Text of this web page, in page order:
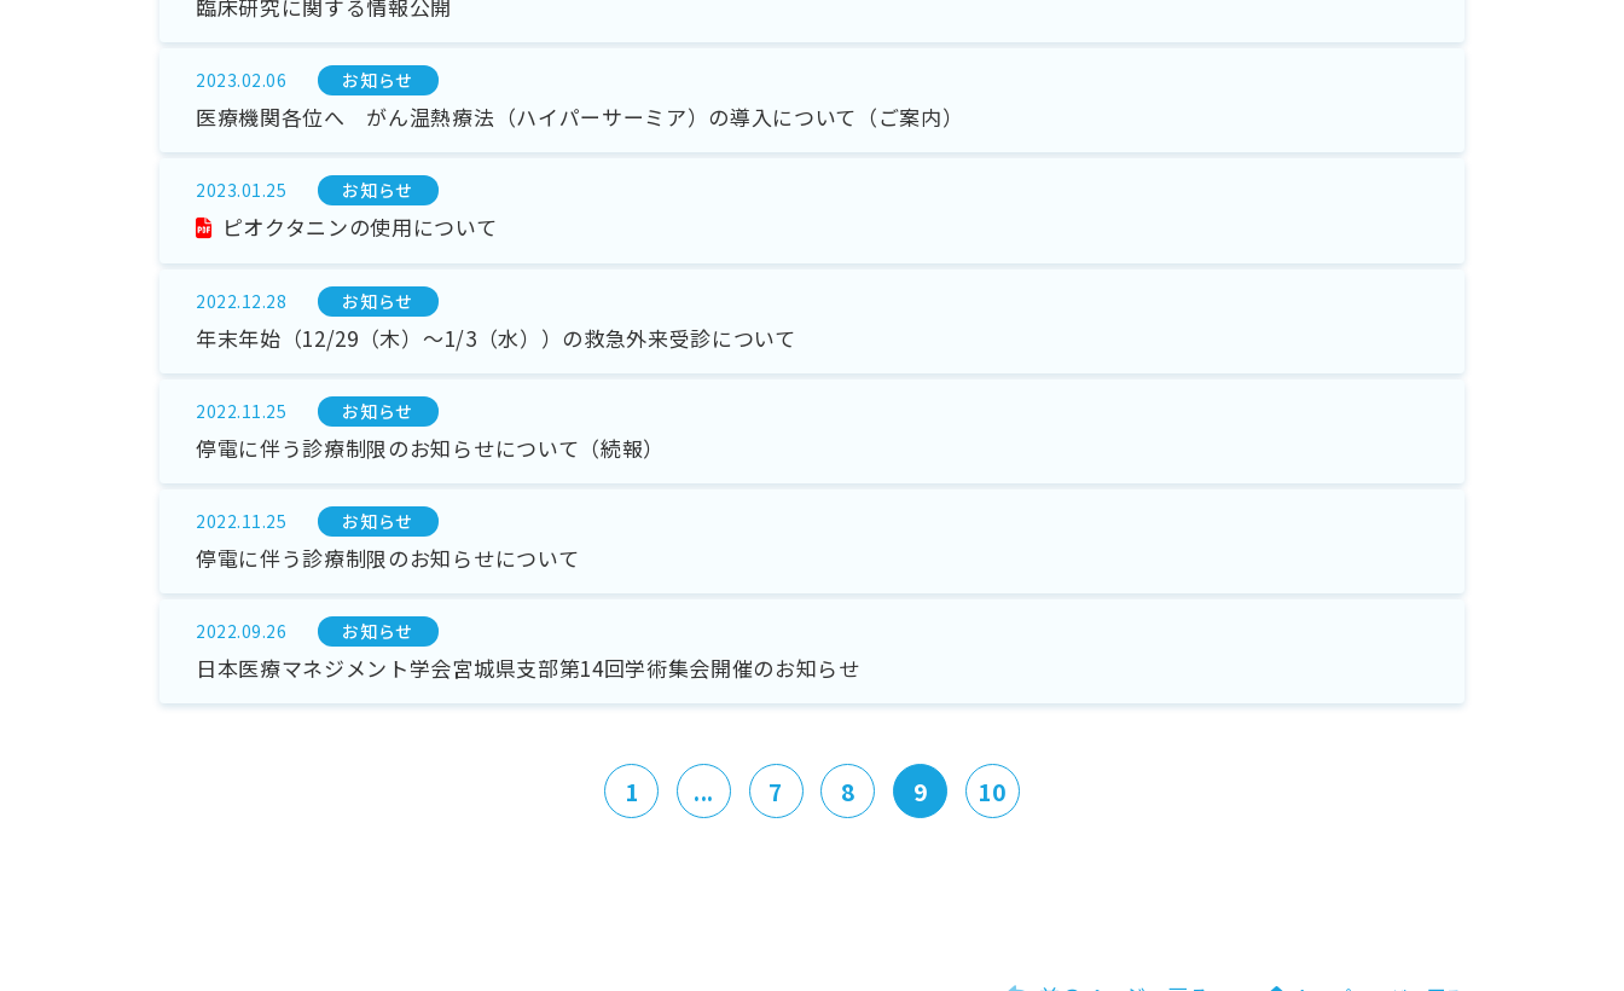
臨床研究に関する情報公開
2023.02.06 お知らせ
医療機関各位へ がん温熱療法（ハイパーサーミア）の導入について（ご案内）
2023.01.25 お知らせ
ピオクタニンの使用について
2022.12.28 お知らせ
年末年始（12/29（木）～1/3（水））の救急外来受診について
2022.11.25 お知らせ
停電に伴う診療制限のお知らせについて（続報）
2022.11.25 お知らせ
停電に伴う診療制限のお知らせについて
2022.09.26 お知らせ
日本医療マネジメント学会宮城県支部第14回学術集会開催のお知らせ
1 ... 7 8 9 10